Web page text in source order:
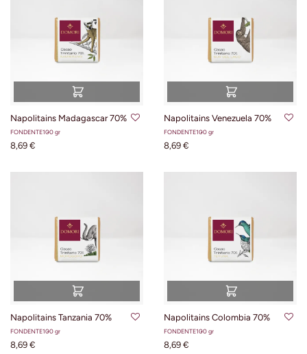
Napolitains Madagascar 70%
FONDENTE100 gr
8,69 €
Napolitains Venezuela 70%
FONDENTE100 gr
8,69 €
Napolitains Tanzania 70%
FONDENTE100 gr
8,69 €
Napolitains Colombia 70%
FONDENTE100 gr
8,69 €